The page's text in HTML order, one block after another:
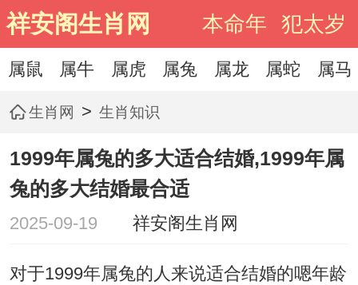
祥安阁生肖网 本命年 犯太岁
属鼠 属牛 属虎 属兔 属龙 属蛇 属马
生肖网 > 生肖知识
1999年属兔的多大适合结婚,1999年属
兔的多大结婚最合适
2025-09-19 祥安阁生肖网
对于1999年属兔的人来说适合结婚的嗯年龄